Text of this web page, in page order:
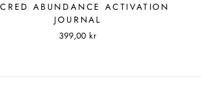
ABUNDANCE ACTIVATION
JOURNAL
399,00 kr